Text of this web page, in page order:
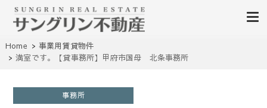
山梨サングリン不動産｜山梨
譲地 査定
山梨不動産｜不動産売買、賃貸、無料査定｜山梨県甲府市を中心に昭和町・甲
斐市・笛吹市・南アルプス市、中央市など山梨県の不動産、土地、分譲地、建
売住宅、戸建て、マンション、事業用物件を多数掲載中
Home
事業用賃貸物件
満室です。【貸事務所】甲府市国母 北条事務所
事務所